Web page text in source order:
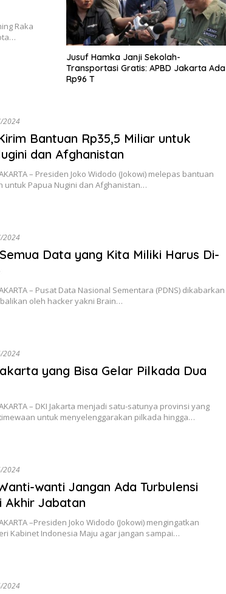
Raka
Jusuf Hamka Janji Sekolah-
Transportasi Gratis: APBD Jakarta Ada
Rp96 T
2024
Bantuan Rp35,5 Miliar untuk
dan Afghanistan
– Presiden Joko Widodo (Jokowi) melepas bantuan
untuk Papua Nugini dan Afghanistan…
2024
Data yang Kita Miliki Harus Di-
– Pusat Data Nasional Sementara (PDNS) dikabarkan
oleh hacker yakni Brain…
2024
yang Bisa Gelar Pilkada Dua
– DKI Jakarta menjadi satu-satunya provinsi yang
untuk menyelenggarakan pilkada hingga…
2024
wanti Jangan Ada Turbulensi
Akhir Jabatan
–Presiden Joko Widodo (Jokowi) mengingatkan
Kabinet Indonesia Maju agar jangan sampai…
2024